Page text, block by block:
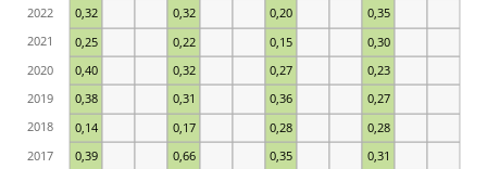
0,39 0,66 0,35 0,31
0,14 0,17 0,28 0,28
0,38 0,31 0,36 0,27
0,40 0,32 0,27 0,23
0,25 0,22 0,15 0,30
0,32 0,32 0,20 0,35
2017
2018
2019
2020
2021
2022